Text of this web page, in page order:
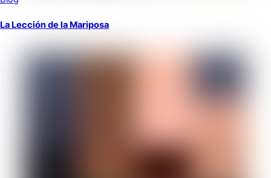
La Lección de la Mariposa